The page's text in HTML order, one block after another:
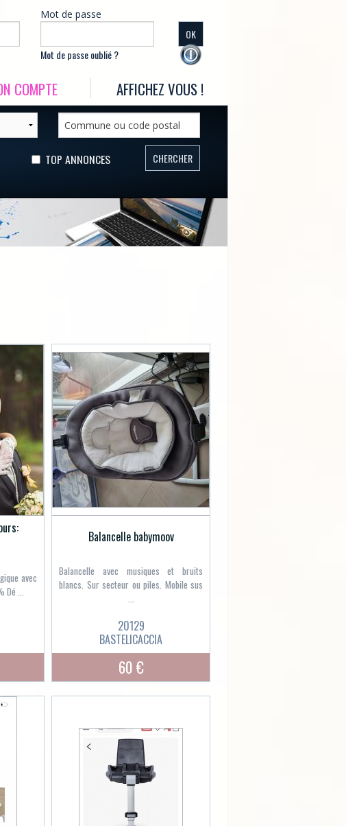
Mot de passe
Mot de passe oublié ?
COMPTE AFFICHEZ VOUS !
TOP ANNONCES
avec
Dé ...
Balancelle babymoov
Balancelle avec musiques et bruits
blancs. Sur secteur ou piles. Mobile sus
...
20129
BASTELICACCIA
60 €